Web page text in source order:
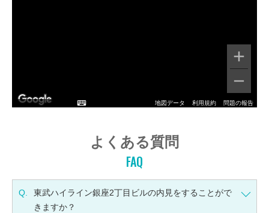
地図データ 利用規約 問題の報告
よくある質問
FAQ
Q.
東武ハイライン銀座2丁目ビルの内見をすることがで
きますか？